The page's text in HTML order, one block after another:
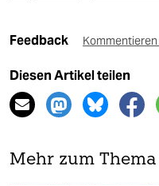
Feedback Kommentieren
Diesen Artikel teilen
Mehr zum Thema